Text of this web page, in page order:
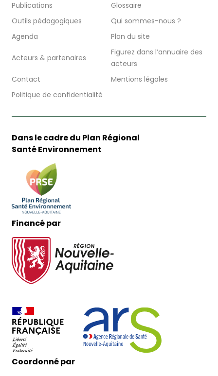
Publications
Glossaire
Outils pédagogiques
Qui sommes-nous ?
Agenda
Plan du site
Acteurs & partenaires
Figurez dans l’annuaire des
acteurs
Contact
Mentions légales
Politique de confidentialité
Dans le cadre du Plan Régional
Santé Environnement
Financé par
Coordonné par